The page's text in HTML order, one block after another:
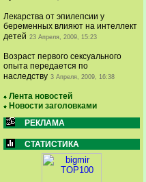
Лекарства от эпилепсии у
беременных влияют на интеллект
детей 23 Апреля, 2009, 15:23
Возраст первого сексуального
опыта передается по
наследству 3 Апреля, 2009, 16:38
Лента новостей
Новости заголовками
РЕКЛАМА
СТАТИСТИКА